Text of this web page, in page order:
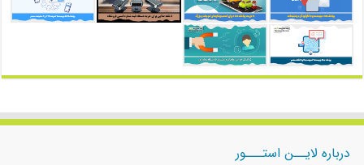
درباره لایــن استـــور